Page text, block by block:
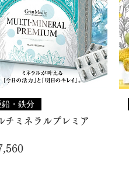
鉛・鉄分
チミネラルプレミア